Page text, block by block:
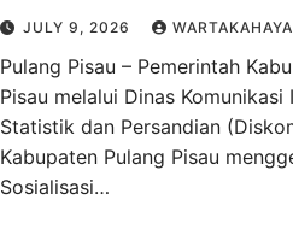
JULY 9, 2026
Pulang Pisau – Pemerintah
Pisau melalui Dinas
Statistik dan Persandian
Kabupaten Pulang Pisau
Sosialisasi…